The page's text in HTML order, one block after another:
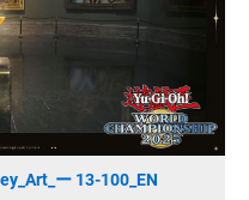
PRODUCTS
ー 13-100_EN